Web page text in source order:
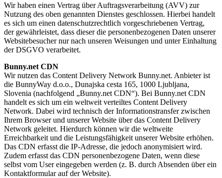
Wir haben einen Vertrag über Auftragsverarbeitung (AVV) zur
Nutzung des oben genannten Dienstes geschlossen. Hierbei handelt
es sich um einen datenschutzrechtlich vorgeschriebenen Vertrag,
der gewährleistet, dass dieser die personenbezogenen Daten unserer
Websitebesucher nur nach unseren Weisungen und unter Einhaltung
der DSGVO verarbeitet.
Bunny.net CDN
Wir nutzen das Content Delivery Network Bunny.net. Anbieter ist
die BunnyWay d.o.o., Dunajska cesta 165, 1000 Ljubljana,
Slovenia (nachfolgend „Bunny.net CDN“). Bei Bunny.net CDN
handelt es sich um ein weltweit verteiltes Content Delivery
Network. Dabei wird technisch der Informationstransfer zwischen
Ihrem Browser und unserer Website über das Content Delivery
Network geleitet. Hierdurch können wir die weltweite
Erreichbarkeit und die Leistungsfähigkeit unserer Website erhöhen.
Das CDN erfasst die IP-Adresse, die jedoch anonymisiert wird.
Zudem erfasst das CDN personenbezogene Daten, wenn diese
selbst vom User eingegeben werden (z. B. durch Absenden überein
Kontaktformular auf der Website).